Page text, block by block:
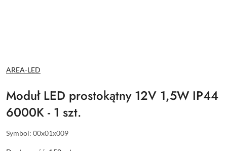
NAZWA
PRODUCENTA:
AREA-LED
Moduł LED prostokątny 12V 1,5W IP44
6000K - 1 szt.
Symbol: 00x01x009